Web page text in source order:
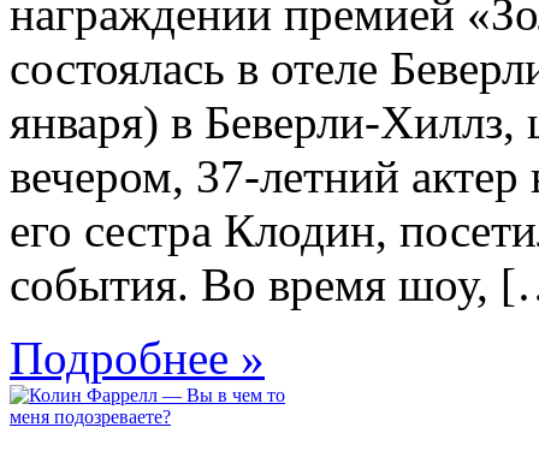
награждении премией
состоялась в отеле
января) в Беверли-
вечером, 37-летний актер
его сестра Клодин,
события. Во время шоу,
Подробнее »